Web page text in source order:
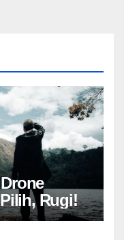
Rugi!